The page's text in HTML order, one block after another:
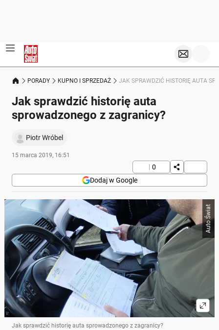
PORADY KUPNO I SPRZEDAŻ JAK SPRAWDZIĆ HISTORIĘ AUTA
Jak sprawdzić historię auta
sprowadzonego z zagranicy?
Piotr Wróbel
15 marca 2019, 16:51
0
Dodaj w Google
Auto Świat
Jak sprawdzić historię auta sprowadzonego z zagranicy?